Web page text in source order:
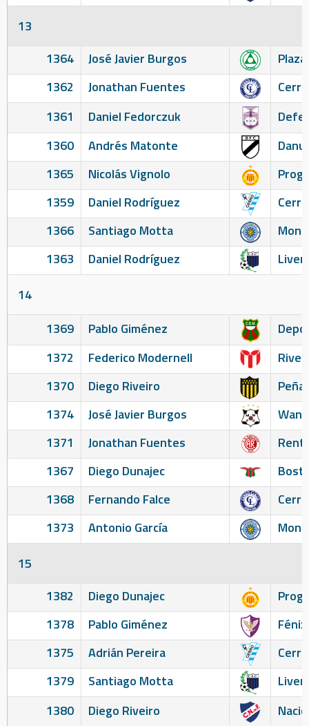
13
1364
José Javier Burgos
1362
Jonathan Fuentes
1361
Daniel Fedorczuk
1360
Andrés Matonte
1365
Nicolás Vignolo
1359
Daniel Rodríguez
Cerro
1366
Santiago Motta
1363
Daniel Rodríguez
14
1369
Pablo Giménez
1372
Federico Modernell
1370
Diego Riveiro
1374
José Javier Burgos
1371
Jonathan Fuentes
1367
Diego Dunajec
1368
Fernando Falce
1373
Antonio García
15
1382
Diego Dunajec
1378
Pablo Giménez
Fénix
1375
Adrián Pereira
Cerro
1379
Santiago Motta
1380
Diego Riveiro